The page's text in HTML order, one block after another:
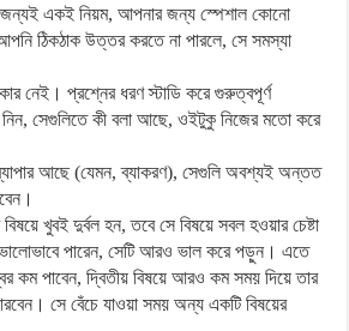
জন্যই একই নিয়ম, আপনার জন্য স্পেশাল কোনো
ঠিকঠাক উত্তর করতে না পারলে, সে সমস্যা
নেই। প্রশ্নের ধরণ স্টাডি করে গুরুত্বপূর্ণ
নিন, সেগুলিতে কী বলা আছে, ওইটুকু নিজের মতো করে
ব্যাপার আছে (যেমন, ব্যাকরণ), সেগুলি অবশ্যই অন্তত
খুবই দুর্বল হন, তবে সে বিষয়ে সবল হওয়ার চেষ্টা
ভালোভাবে পারেন, সেটি আরও ভাল করে পড়ুন। এতে
কম পাবেন, দ্বিতীয় বিষয়ে আরও কম সময় দিয়ে তার
সে বেঁচে যাওয়া সময় অন্য একটি বিষয়ের